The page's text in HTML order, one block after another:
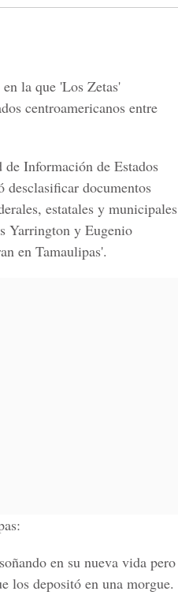
la que 'Los Zetas'
centroamericanos entre
Información de Estados
documentos
estatales y municipales
Yarrington y Eugenio
en Tamaulipas'.
en su nueva vida pero
los depositó en una morgue.